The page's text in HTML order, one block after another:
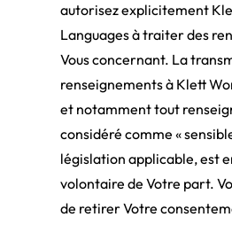
autorisez explicitement
Languages à traiter des
Vous concernant. La
renseignements à Klett
et notamment tout
considéré comme «
législation applicable, est
volontaire de Votre part.
de retirer Votre